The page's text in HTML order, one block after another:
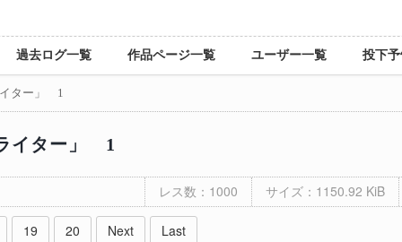
過去ログ一覧 作品ページ一覧 ユーザー一覧 投下
イター」 1
イター」 1
レス数：1000 サイズ：1150.92 KiB
19 20 Next Last